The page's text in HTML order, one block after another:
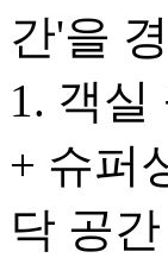
간'을
1. 객
+ 슈퍼
닥 공